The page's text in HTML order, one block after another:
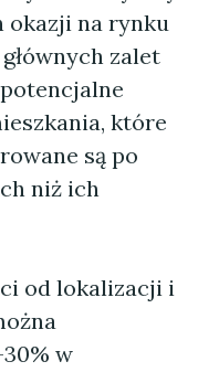
okazji na rynku
zalet
które
są po
niż ich
od lokalizacji i
w